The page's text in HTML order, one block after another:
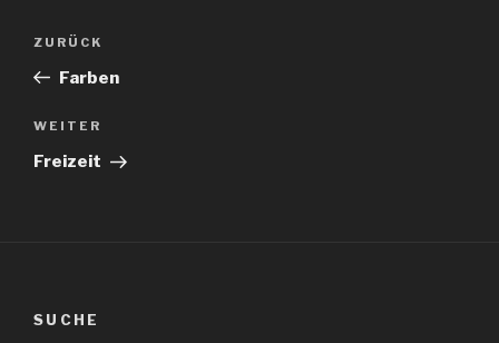
Beitragsnavigation
Vorheriger
Beitrag
ZURÜCK
Farben
Nächster
Beitrag
WEITER
Freizeit
SUCHE